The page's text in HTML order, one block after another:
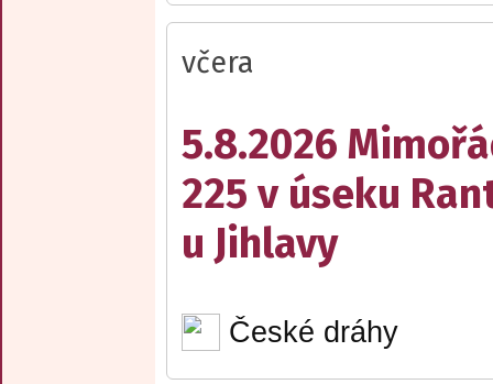
včera
5.8.2026
225 v úseku
u Jihlavy
České dráhy